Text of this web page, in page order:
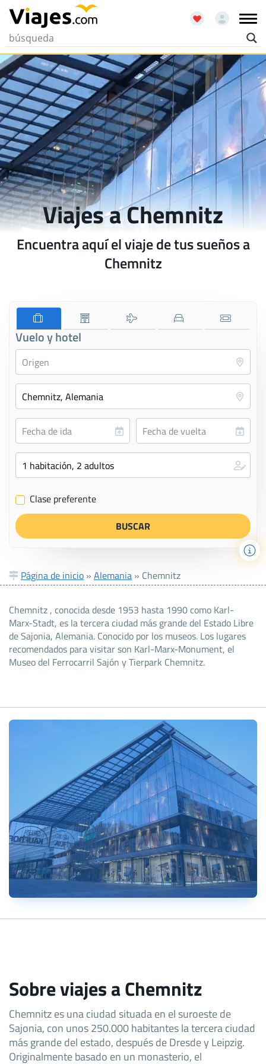
Viajes a Chemnitz
Encuentra aquí el viaje de tus sueños a
Chemnitz
Vuelo y hotel
✔ Clase preferente
Página de inicio » Alemania » Chemnitz
Chemnitz , conocida desde 1953 hasta 1990 como Karl-
Marx-Stadt, es la tercera ciudad más grande del Estado Libre
de Sajonia, Alemania. Conocido por los museos. Los lugares
recomendados para visitar son Karl-Marx-Monument, el
Museo del Ferrocarril Sajón y Tierpark Chemnitz.
Sobre viajes a Chemnitz
Chemnitz es una ciudad situada en el suroeste de
Sajonia, con unos 250.000 habitantes la tercera ciudad
más grande del estado, después de Dresde y Leipzig.
Originalmente basado en un monasterio, el